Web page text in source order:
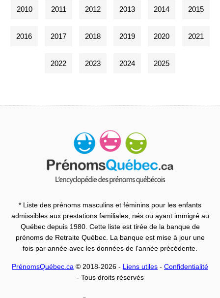
2010 2011 2012 2013 2014 2015
2016 2017 2018 2019 2020 2021
2022 2023 2024 2025
* Liste des prénoms masculins et féminins pour les enfants
admissibles aux prestations familiales, nés ou ayant immigré au
Québec depuis 1980. Cette liste est tirée de la banque de
prénoms de Retraite Québec. La banque est mise à jour une
fois par année avec les données de l'année précédente.
PrénomsQuébec.ca © 2018-2026 - Liens utiles - Confidentialité
- Tous droits réservés